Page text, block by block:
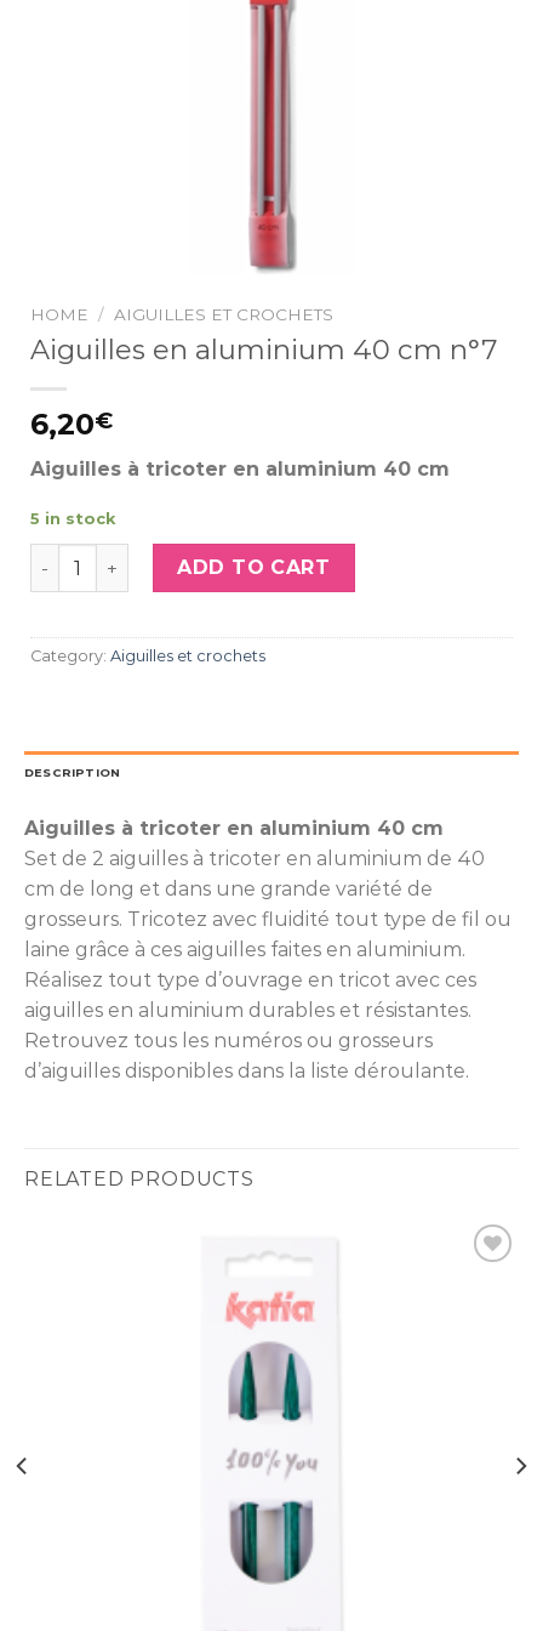
HOME / AIGUILLES ET CROCHETS
Aiguilles en aluminium 40 cm n°7
6,20€
Aiguilles à tricoter en aluminium 40 cm
5 in stock
Aiguilles en aluminium 40 cm n°7 quantity
ADD TO CART
Category: Aiguilles et crochets
DESCRIPTION
Aiguilles à tricoter en aluminium 40 cm
Set de 2 aiguilles à tricoter en aluminium de 40
cm de long et dans une grande variété de
grosseurs. Tricotez avec fluidité tout type de fil ou
laine grâce à ces aiguilles faites en aluminium.
Réalisez tout type d’ouvrage en tricot avec ces
aiguilles en aluminium durables et résistantes.
Retrouvez tous les numéros ou grosseurs
d’aiguilles disponibles dans la liste déroulante.
RELATED PRODUCTS